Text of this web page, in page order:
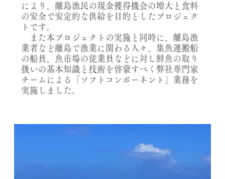
により、離島漁民の現金獲得機会の増大と食料
の安全で安定的な供給を目的としたプロジェク
トです。
また本プロジェクトの実施と同時に、離島漁
業者など離島で漁業に関わる人々、集魚運搬船
の船員、魚市場の従業員などに対し鮮魚の取り
扱いの基本知識と技術を啓蒙すべく弊社専門家
チームによる「ソフトコンポーネント」業務を
実施しました。